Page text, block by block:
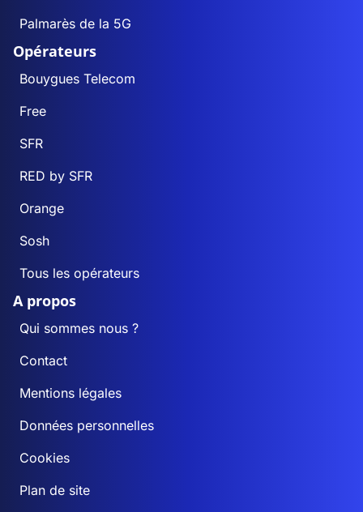
Palmarès de la 5G
Opérateurs
Bouygues Telecom
Free
SFR
RED by SFR
Orange
Sosh
Tous les opérateurs
A propos
Qui sommes nous ?
Contact
Mentions légales
Données personnelles
Cookies
Plan de site